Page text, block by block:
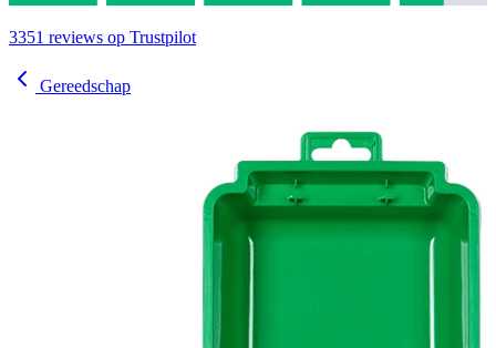
3351 reviews op Trustpilot
Gereedschap